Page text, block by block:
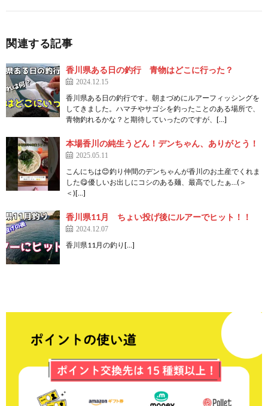
関連する記事
香川県ある日の釣行 青物はどこに行った？
2024.12.15
香川県ある日の釣行です。朝まづめにルアーフィッシングを
してきました。ハマチやサゴシを釣ったことのある場所で、
青物釣れるかな？と期待していったのですが、[…]
本場香川の純生うどん！デンちゃん、ありがとう！
2025.05.11
こんにちは😊釣り仲間のデンちゃんが香川のお土産でくれま
した😋優しいお出しにコシのある麺、最高でしたぁ…(＞
＜)[…]
香川県11月 ちょい投げ後にルアーでヒット！！
2024.12.07
香川県11月の釣り[…]